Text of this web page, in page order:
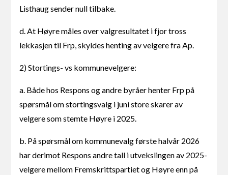
Listhaug sender null tilbake.
d. At Høyre måles over valgresultatet i fjor tross
lekkasjen til Frp, skyldes henting av velgere fra Ap.
2) Stortings- vs kommunevelgere:
a. Både hos Respons og andre byråer henter Frp på
spørsmål om stortingsvalg i juni store skarer av
velgere som stemte Høyre i 2025.
b. På spørsmål om kommunevalg første halvår 2026
har derimot Respons andre tall i utvekslingen av 2025-
velgere mellom Fremskrittspartiet og Høyre enn på